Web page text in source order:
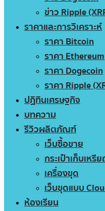
ข่าว Ripple
ราคาและการวิเคราะห์
ราคา Bitcoin
ราคา Ethereum
ราคา Dogecoin
ราคา Ripple
ปฏิทินเศรษฐกิจ
บทความ
รีวิวผลิตภัณฑ์
เว็บซื้อขาย
กระเป๋าเก็บเหรี
เครื่องขุด
เว็บขุดแบบ
ห้องเรียน